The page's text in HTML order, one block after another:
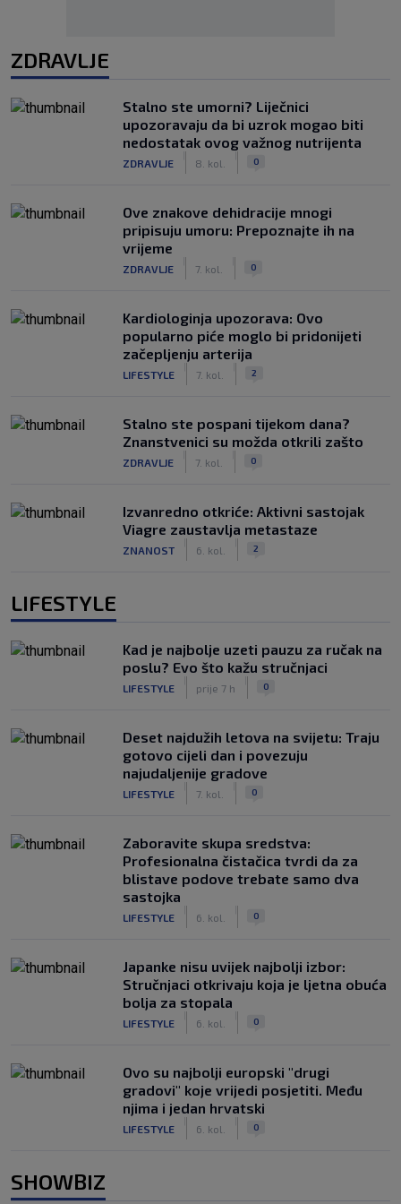
ZDRAVLJE
Stalno ste umorni? Liječnici
upozoravaju da bi uzrok mogao biti
nedostatak ovog važnog nutrijenta
ZDRAVLJE 8. kol. 0
Ove znakove dehidracije mnogi
pripisuju umoru: Prepoznajte ih na
vrijeme
ZDRAVLJE 7. kol. 0
Kardiologinja upozorava: Ovo
popularno piće moglo bi pridonijeti
začepljenju arterija
LIFESTYLE 7. kol. 2
Stalno ste pospani tijekom dana?
Znanstvenici su možda otkrili zašto
ZDRAVLJE 7. kol. 0
Izvanredno otkriće: Aktivni sastojak
Viagre zaustavlja metastaze
ZNANOST 6. kol. 2
LIFESTYLE
Kad je najbolje uzeti pauzu za ručak na
poslu? Evo što kažu stručnjaci
LIFESTYLE prije 7 h 0
Deset najdužih letova na svijetu: Traju
gotovo cijeli dan i povezuju
najudaljenije gradove
LIFESTYLE 7. kol. 0
Zaboravite skupa sredstva:
Profesionalna čistačica tvrdi da za
blistave podove trebate samo dva
sastojka
LIFESTYLE 6. kol. 0
Japanke nisu uvijek najbolji izbor:
Stručnjaci otkrivaju koja je ljetna obuća
bolja za stopala
LIFESTYLE 6. kol. 0
Ovo su najbolji europski "drugi
gradovi" koje vrijedi posjetiti. Među
njima i jedan hrvatski
LIFESTYLE 6. kol. 0
SHOWBIZ